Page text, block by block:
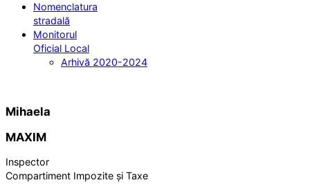
Nomenclatura
stradală
Monitorul
Oficial Local
Arhivă 2020-2024
Mihaela
MAXIM
Inspector
Compartiment Impozite și Taxe